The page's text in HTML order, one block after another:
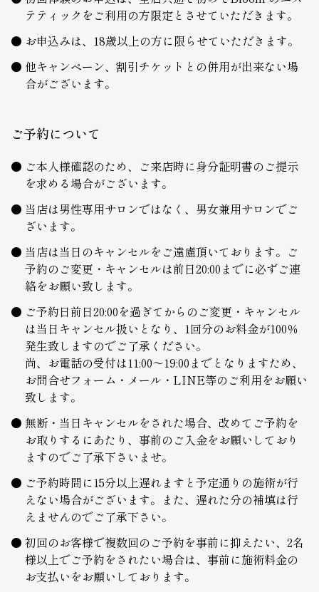
テティックをご利用の方限定とさせていただきます。
お申込みは、18歳以上の方に限らせていただきます。
他キャンペーン、割引チケットとの併用が出来ない場
合がございます。
ご予約について
ご本人様確認のため、ご来店時に身分証明書のご提示
を求める場合がございます。
当店は男性専用サロンではなく、男女兼用サロンでご
ざいます。
当店は当日のキャンセルをご遠慮頂いております。ご
予約のご変更・キャンセルは前日20:00までに必ずご連
絡をお願い致します。
ご予約日前日20:00を過ぎてからのご変更・キャンセル
は当日キャンセル扱いとなり、1回分のお料金が100％
発生致しますのでご了承ください。
尚、お電話の受付は11:00～19:00までとなりますため、
お問合せフォーム・メール・LINE等のご利用をお願い
致します。
無断・当日キャンセルをされた場合、改めてご予約を
お取りするにあたり、事前のご入金をお願いしており
ますのでご了承下さいませ。
ご予約時間に15分以上遅れますと予定通りの施術が行
えない場合がございます。また、遅れた分の補填は行
えませんのでご了承下さい。
初回のお客様で複数回のご予約を事前に抑えたい、2名
様以上でご予約をされたい場合は、事前に施術料金の
お支払いをお願いしております。